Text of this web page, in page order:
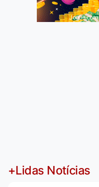
Jogue com
+Lidas Notícias